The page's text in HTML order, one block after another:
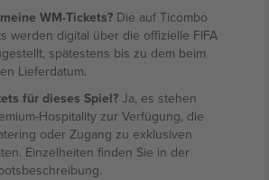
WM-Tickets? Die auf Ticombo
werden digital über die offizielle FIFA
spätestens bis zu dem beim
Lieferdatum.
für dieses Spiel? Ja, es stehen
Hospitality zur Verfügung, die
oder Zugang zu exklusiven
Einzelheiten finden Sie in der